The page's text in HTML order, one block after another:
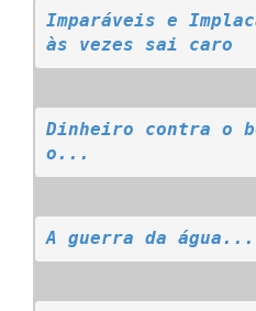
Imparáveis e
às vezes sai caro
Dinheiro contra o
o...
A guerra da água...